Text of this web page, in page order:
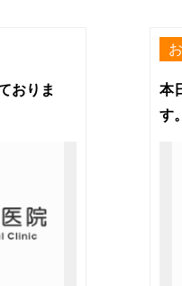
おりま
本
す。